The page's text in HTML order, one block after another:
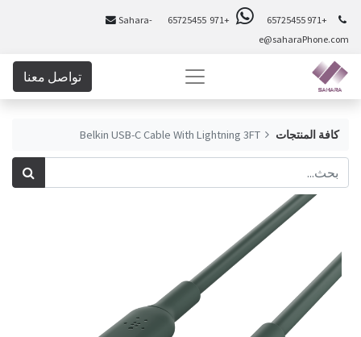
+971 65725455
+971 65725455
Sahara-
e@saharaPhone.com
تواصل معنا
كافة المنتجات Belkin USB-C Cable With Lightning 3FT